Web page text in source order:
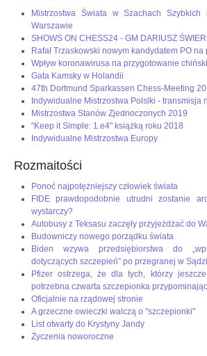
Mistrzostwa Świata w Szachach
Warszawie
SHOWS ON CHESS24 - GM DARIUSZ
Rafał Trzaskowski nowym kandydatem PO
Wpływ koronawirusa na przygotowanie
Gata Kamsky w Holandii
47th Dortmund Sparkassen Chess-Meeting
Indywidualne Mistrzostwa Polslki - transmisja
Mistrzostwa Stanów Zjednoczonych 2019
"Keep it Simple: 1.e4" książką roku 2018
Indywidualne Mistrzostwa Europy
Rozmaitości
Ponoć najpotężniejszy człowiek świata
FIDE prawdopodobnie utrudni zostanie
wystarczy?
Autobusy z Teksasu zaczęły przyjeżdżać do
Budowniczy nowego porządku świata
Biden wzywa przedsiębiorstwa do
dotyczących szczepień” po przegranej w
Pfizer ostrzega, że dla tych, którzy
potrzebna czwarta szczepionka
Oficjalnie na rządowej stronie
A grzeczne owieczki walczą o "szczepionki"
List otwarty do Krystyny Jandy
Życzenia noworoczne